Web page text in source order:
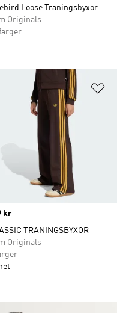
Loose Träningsbyxor
Originals
på önskelistan
kr
TRÄNINGSBYXOR
Originals